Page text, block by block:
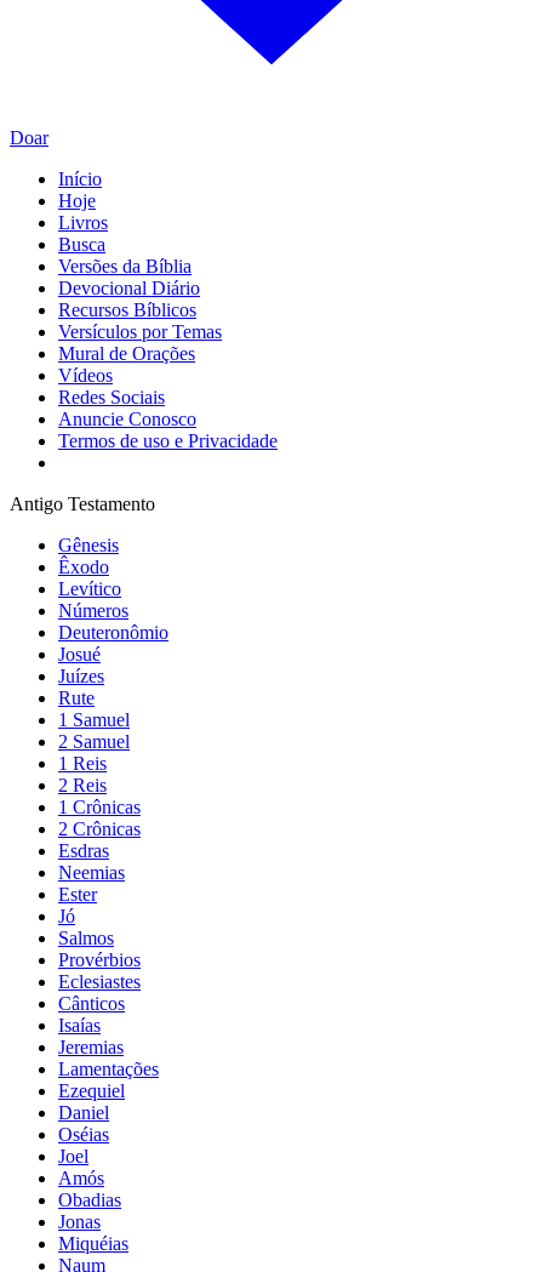
Doar
Início
Hoje
Livros
Busca
Versões da Bíblia
Devocional Diário
Recursos Bíblicos
Versículos por Temas
Mural de Orações
Vídeos
Redes Sociais
Anuncie Conosco
Termos de uso e Privacidade
Antigo Testamento
Gênesis
Êxodo
Levítico
Números
Deuteronômio
Josué
Juízes
Rute
1 Samuel
2 Samuel
1 Reis
2 Reis
1 Crônicas
2 Crônicas
Esdras
Neemias
Ester
Jó
Salmos
Provérbios
Eclesiastes
Cânticos
Isaías
Jeremias
Lamentações
Ezequiel
Daniel
Oséias
Joel
Amós
Obadias
Jonas
Miquéias
Naum